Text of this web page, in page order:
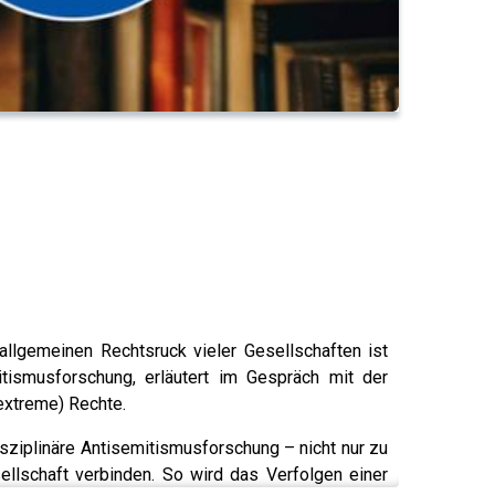
Rechtsruck vieler Gesellschaften ist
erläutert im Gespräch mit der
Rechte.
Antisemitismusforschung – nicht nur zu
verbinden. So wird das Verfolgen einer